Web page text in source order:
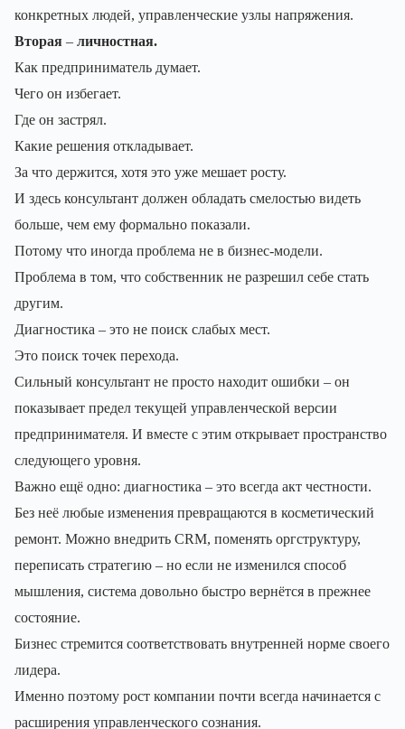
конкретных людей, управленческие узлы напряжения.
Вторая – личностная.
Как предприниматель думает.
Чего он избегает.
Где он застрял.
Какие решения откладывает.
За что держится, хотя это уже мешает росту.
И здесь консультант должен обладать смелостью видеть
больше, чем ему формально показали.
Потому что иногда проблема не в бизнес-модели.
Проблема в том, что собственник не разрешил себе стать
другим.
Диагностика – это не поиск слабых мест.
Это поиск точек перехода.
Сильный консультант не просто находит ошибки – он
показывает предел текущей управленческой версии
предпринимателя. И вместе с этим открывает пространство
следующего уровня.
Важно ещё одно: диагностика – это всегда акт честности.
Без неё любые изменения превращаются в косметический
ремонт. Можно внедрить CRM, поменять оргструктуру,
переписать стратегию – но если не изменился способ
мышления, система довольно быстро вернётся в прежнее
состояние.
Бизнес стремится соответствовать внутренней норме своего
лидера.
Именно поэтому рост компании почти всегда начинается с
расширения управленческого сознания.